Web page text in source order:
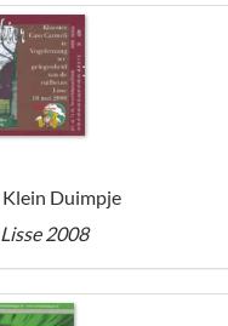
Duimpje
2008